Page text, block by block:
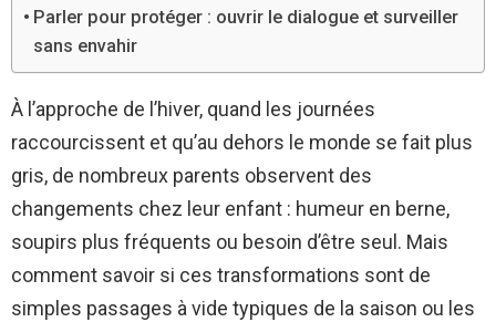
Parler pour protéger : ouvrir le dialogue et surveiller
sans envahir
À l’approche de l’hiver, quand les journées
raccourcissent et qu’au dehors le monde se fait plus
gris, de nombreux parents observent des
changements chez leur enfant : humeur en berne,
soupirs plus fréquents ou besoin d’être seul. Mais
comment savoir si ces transformations sont de
simples passages à vide typiques de la saison ou les